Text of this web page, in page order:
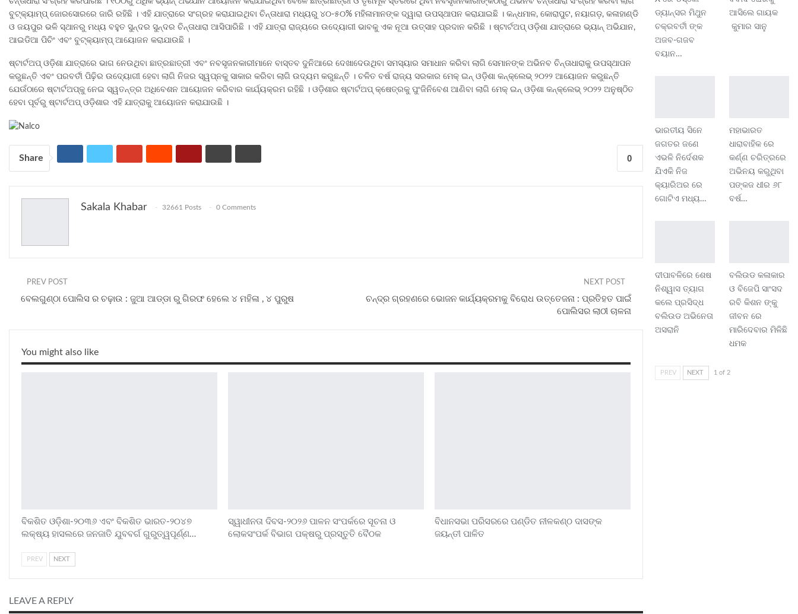
ବୁଟ୍‌କ୍ୟାମ୍ପ୍ ଜୋରସୋରରେ ଜାରି ରହିଛି । ଏହି ଯାତ୍ରାରେ ସଂଗ୍ରହ କରାଯାଇଥିବା ଚିନ୍ତାଧାରା ମଧ୍ୟରୁ ୪୦-୫୦% ମହିଳାମାନଙ୍କ ଦ୍ୱାରା ଉପସ୍ଥାପନ କରାଯାଇଛି । କନ୍ଧମାଳ, କୋରାପୁଟ, ନୟାଗଡ଼, କଳାହାଣ୍ଡି
ଓ ଜୟପୁର ଭଳି ସ୍ଥାନରୁ ମଧ୍ୟ ବହୁତ ସୁନ୍ଦର ସୁନ୍ଦର ଚିନ୍ତାଧାରା ଆସିପାରିଛି । ଏହି ଯାତ୍ରା ରାଜ୍ୟରେ ଉଦ୍ୟୋଗୀ ଭାବକୁ ଏକ ନୂଆ ଉତ୍ସାହ ପ୍ରଦାନ କରିଛି । ଷ୍ଟାର୍ଟଅପ୍ ଓଡ଼ିଶା ଯାତ୍ରାରେ ଭ୍ୟାନ୍ ଅଭିଯାନ,
ଆଇଡିଆ ପିଚିଂ ଏବଂ ବୁଟ୍‌କ୍ୟାମ୍ପ୍ ଆୟୋଜନ କରାଯାଉଛି ।
ଷ୍ଟାର୍ଟଅପ୍ ଓଡ଼ିଶା ଯାତ୍ରାରେ ଭାଗ ନେଉଥିବା ଛାତ୍ରଛାତ୍ରୀ ଏବଂ ନବସୃଜନକାରୀମାନେ ବାସ୍ତବ ଦୁନିଆରେ ଦେଖାଦେଉଥିବା ସମସ୍ୟାର ସମାଧାନ କରିବା ଲାଗି ସେମାନଙ୍କ ଅଭିନବ ଚିନ୍ତାଧାରାକୁ ଉପସ୍ଥାପନ
କରୁଛନ୍ତି ଏବଂ ପରବର୍ତୀ ପିଢ଼ିର ଉଦ୍ୟୋଗୀ ହେବା ଲାଗି ନିଜର ସ୍ୱପ୍ନକୁ ସାକାର କରିବା ଲାଗି ଉଦ୍ୟମ କରୁଛନ୍ତି । ଚଳିତ ବର୍ଷ ରାଜ୍ୟ ସରକାର ମେକ୍ ଇନ୍ ଓଡ଼ିଶା କନ୍‌କ୍ଲେଭ୍ ୨୦୨୨ ଆୟୋଜନ କରୁଛନ୍ତି
ଯେଉଁଠାରେ ଷ୍ଟାର୍ଟଅପ୍‌କୁ ନେଇ ସ୍ୱତନ୍ତ୍ର ଅଧିବେଶନ ଆୟୋଜନ କରିବାର କାର୍ଯ୍ୟକ୍ରମ ରହିଛି । ଓଡ଼ିଶାର ଷ୍ଟାର୍ଟଅପ୍ କ୍ଷେତ୍ରକୁ ପୁଂଜିନିବେଶ ଆଣିବା ଲାଗି ମେକ୍ ଇନ୍ ଓଡ଼ିଶା କନ୍‌କ୍ଲେଭ୍ ୨୦୨୨ ଅନୁଷ୍ଠିତ
ହେବା ପୂର୍ବରୁ ଷ୍ଟାର୍ଟଅପ୍ ଓଡ଼ିଶାର ଏହି ଯାତ୍ରାକୁ ଆୟୋଜନ କରାଯାଉଛି ।
0
Share
Sakala Khabar 32661 Posts 0 Comments
PREV POST
ବେଲଗୁଣ୍ଠା ପୋଲିସ ର ଚଢ଼ାଉ : ଜୁଆ ଆଡ୍ଡା ରୁ ଗିରଫ ହେଲେ ୪ ମହିଳା , ୪ ପୁରୁଷ
NEXT POST
ଚନ୍ଦ୍ର ଗ୍ରହଣରେ ଭୋଜନ କାର୍ଯ୍ୟକ୍ରମକୁ ବିରୋଧ ଉତ୍ତେଜନା : ପ୍ରତିହତ ପାଇଁ
ପୋଲିସର ଲାଠୀ ଚାଳନା
You might also like
ବିକଶିତ ଓଡ଼ିଶା-୨୦୩୬ ଏବଂ ବିକଶିତ ଭାରତ-୨୦୪୭
ଲକ୍ଷ୍ୟ ହାସଲରେ ଜନଜାତି ଯୁବବର୍ଗ ଗୁରୁତ୍ୱପୂର୍ଣ୍ଣ…
ସ୍ୱାଧୀନତା ଦିବସ-୨୦୨୬ ପାଳନ ସଂପର୍କରେ ସୂଚନା ଓ
ଲୋକସଂପର୍କ ବିଭାଗ ପକ୍ଷରୁ ପ୍ରସ୍ତୁତି ବୈଠକ
ବିଧାନସଭା ପରିସରରେ ପଣ୍ଡିତ ନୀଳକଣ୍ଠ ଦାସଙ୍କ
ଜୟନ୍ତୀ ପାଳିତ
PREV NEXT
LEAVE A REPLY
ଡ୍ୟାନ୍ସର ମିଥୁନ
ଚକ୍ରବର୍ତୀ ଙ୍କ
ଅଜବ-ଗଜବ
ବୟାନ…
ଆସିଲେ ଗାୟକ
କୁମାର ସାନୁ
ଭାରତୀୟ ସିନେ
ଜଗତର ଜଣେ
ଏଭଳି ନିର୍ଦେଶକ
ଯିଏକି ନିଜ
କ୍ୟାରିଅର ରେ
ଗୋଟିଏ ମଧ୍ୟ…
ମହାଭାରତ
ଧାରାବାହିକ ରେ
କର୍ଣ୍ଣ ଚରିତ୍ରରେ
ଅଭିନୟ କରୁଥିବା
ପଙ୍କଜ ଧୀର ୬୮
ବର୍ଷ…
ଦୀପାବଳିରେ ଶେଷ
ନିଶ୍ୱାସ ତ୍ୟାଗ
କଲେ ପ୍ରସିଦ୍ଧ
ବଲିଉଡ ଅଭିନେତା
ଅସରାନି
ବଲିଉଡ କଳାକାର
ଓ ବିଜେପି ସାଂସଦ
ରବି କିଶନ ଙ୍କୁ
ଜୀବନ ରେ
ମାରିଦେବାର ମିଳିଛି
ଧମକ
PREV NEXT 1 of 2